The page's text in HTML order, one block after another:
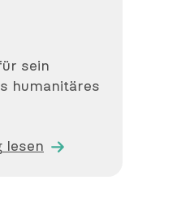
sein
humanitäres
lesen